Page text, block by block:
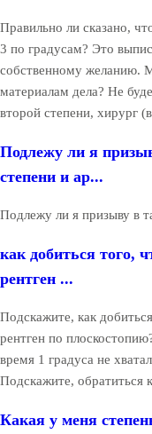
Правильно ли сказано,
3 по градусам? Это
собственному желанию.
материалам дела? Не
второй степени, хирург
Подлежу ли я
степени и ар...
Подлежу ли я призыву в
как добиться того,
рентген ...
Подскажите, как
рентген по
время 1 градуса не
Подскажите, обратиться
Какая у меня